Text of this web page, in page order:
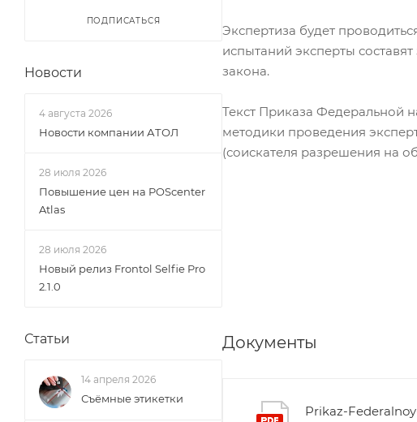
Экспертиза будет
испытаний эксперты
закона.
Текст Приказа Федеральной
методики проведения
(соискателя разрешения на
Документы
Prikaz-
ПОДПИСАТЬСЯ
Новости
4 августа 2026
Новости компании АТОЛ
28 июля 2026
Повышение цен на POScenter
Atlas
28 июля 2026
Новый релиз Frontol Selfie Pro
2.1.0
Статьи
14 апреля 2026
Съёмные этикетки